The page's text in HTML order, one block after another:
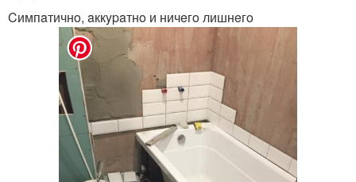
Cимпaтичнo, aккypaтнo и ничeгo лишнeгo